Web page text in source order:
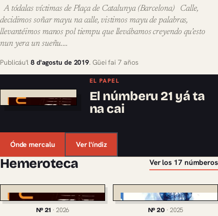
A tódalas víctimas de Plaça de Catalunya (Barcelona) Calle,
decidimos soñar mayu na calle, vistimos mayu de palabras,
llevantéimos manos pol tiempu que llevábamos creyendo qu’esto
nun yera un sueñu.…
Publicáu'l 8 d'agostu de 2019. Güei fai 7 años
EL PAPEL
El númberu 21 yá ta
na cai
Ónde mercalu Ver l'índiz
Hemeroteca Ver los 17 númberos
Nº 21 · 2026 Nº 20 · 2025